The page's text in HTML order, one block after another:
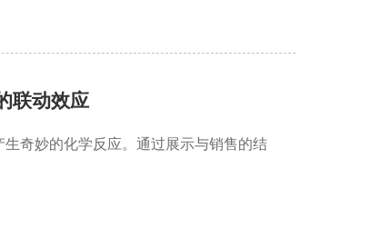
联动效应
奇妙的化学反应。通过展示与销售的结